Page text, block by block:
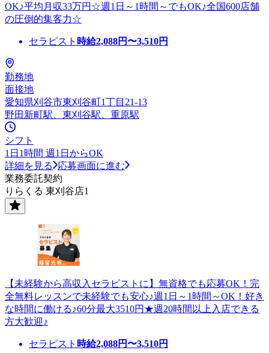
OK♪平均月収33万円☆週1日～1時間～でもOK♪全国600店舗
の圧倒的集客力☆
セラピスト 時給2,088円〜3,510円
勤務地
面接地
愛知県刈谷市東刈谷町1丁目21-13
野田新町駅、東刈谷駅、重原駅
シフト
1日1時間 週1日からOK
詳細を見る
応募画面に進む
業務委託契約
りらくる 東刈谷店1
【未経験から高収入セラピストに】無資格でも応募OK！完
全無料レッスンで未経験でも安心♪週1日～1時間～OK！好き
な時間に働ける♪60分最大3510円★週20時間以上入店できる
方大歓迎♪
セラピスト 時給2,088円〜3,510円